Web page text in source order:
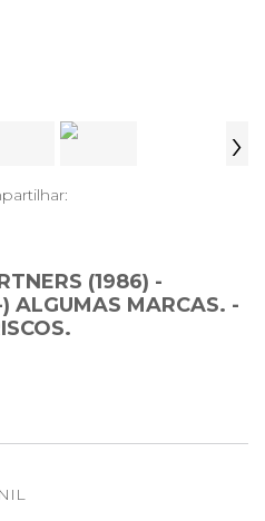
›
(1986) -
ALGUMAS MARCAS. -